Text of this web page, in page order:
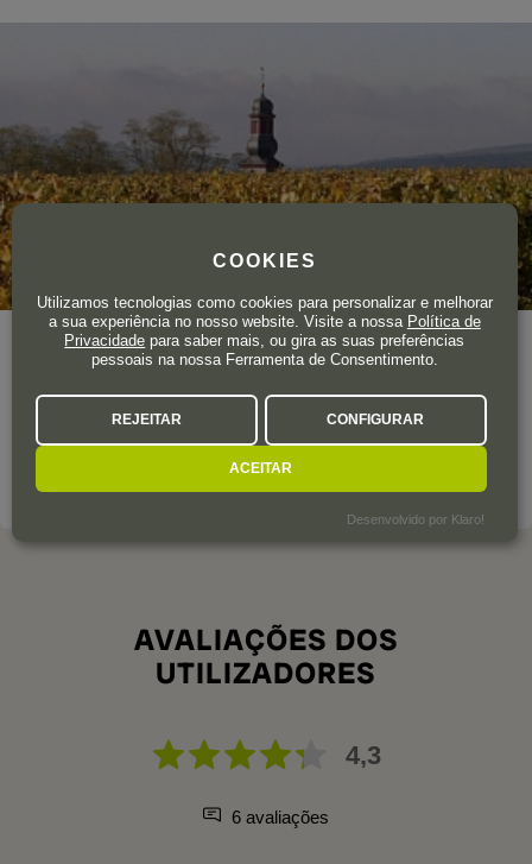
A adega Battenfeld Spanier possui vinhas com as melhores
orientações e solos característicos que conferem aos seus
vinhos as melhores classificações do Conselho Regulador
AVALIAÇÕES DOS
UTILIZADORES
4,3
6 avaliações
COOKIES
Utilizamos tecnologias como cookies para personalizar e melhorar
a sua experiência no nosso website. Visite a nossa Política de
Privacidade para saber mais, ou gira as suas preferências
pessoais na nossa Ferramenta de Consentimento.
REJEITAR CONFIGURAR
ACEITAR
Desenvolvido por Klaro!